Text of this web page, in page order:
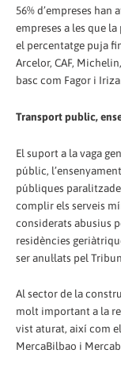
56% d’empreses
empreses a les que
el percentatge puja
Arcelor, CAF,
basc com Fagor i
Transport public,
El suport a la vaga
públic,
públiques
complir els serveis
considerats abusius
residències
ser anul·lats pel
Al sector de la
molt important a la
vist aturat, així com
MercaBilbao i